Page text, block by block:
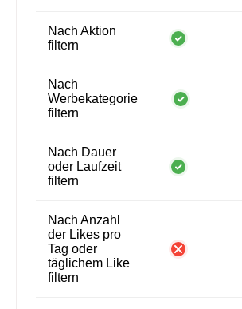
Nach Aktion
filtern
Nach
Werbekategorie
filtern
Nach Dauer
oder Laufzeit
filtern
Nach Anzahl
der Likes pro
Tag oder
täglichem Like
filtern